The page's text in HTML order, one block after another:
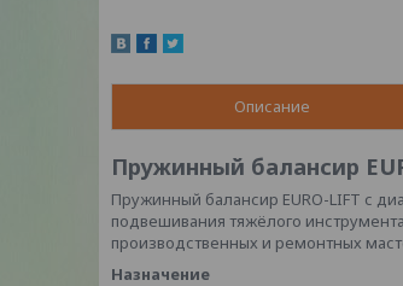
Описание
Пружинный балансир
Пружинный балансир EURO-LIFT с
подвешивания тяжёлого
производственных и ремонтных
Назначение